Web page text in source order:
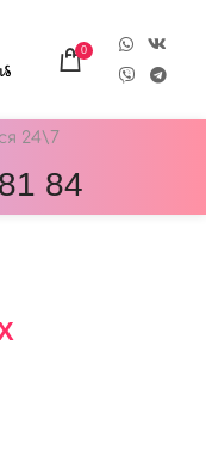
0
24\7
84